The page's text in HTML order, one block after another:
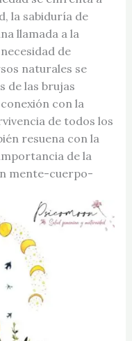
la sabiduría de
llamada a la
de
naturales se
de las brujas
con la
de todos los
resuena con la
de la
mente-cuerpo-